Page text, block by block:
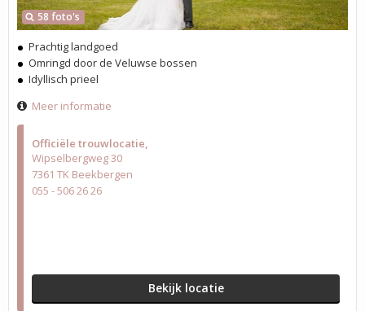
Officiële trouwlocatie
Wipselbergweg 30
7361 TK Beekbergen
055 - 506 26 26
Bekijk locatie
58 foto's
Prachtig landgoed
Omringd door de Veluwse bossen
Idyllisch prieel
Meer informatie